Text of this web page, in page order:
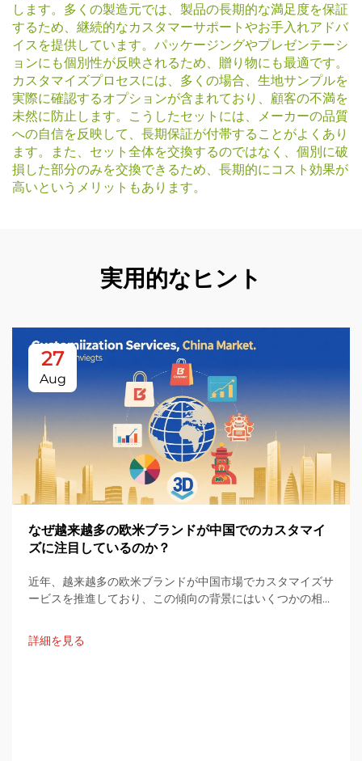
します。多くの製造元では、製品の長期的な満足度を保証
するため、継続的なカスタマーサポートやお手入れアドバ
イスを提供しています。パッケージングやプレゼンテーシ
ョンにも個別性が反映されるため、贈り物にも最適です。
カスタマイズプロセスには、多くの場合、生地サンプルを
実際に確認するオプションが含まれており、顧客の不満を
未然に防止します。こうしたセットには、メーカーの品質
への自信を反映して、長期保証が付帯することがよくあり
ます。また、セット全体を交換するのではなく、個別に破
損した部分のみを交換できるため、長期的にコスト効果が
高いというメリットもあります。
実用的なヒント
27
Aug
なぜ越来越多の欧米ブランドが中国でのカスタマイ
ズに注目しているのか？
近年、越来越多の欧米ブランドが中国市場でカスタマイズサ
ービスを推進しており、この傾向の背景にはいくつかの相互
について三つの観点から体系的な分析を行う。
詳細を見る